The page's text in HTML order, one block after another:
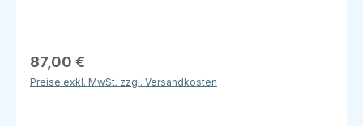
Der Bezug ist angenehm weich und strapazierfähig –
perfekt für den täglichen Gebrauch in Ateliers oder
Schaufenstern. Größen & Maße: Small: Höhe 73 cm, Brust
87,00 €
Preise exkl. MwSt. zzgl. Versandkosten